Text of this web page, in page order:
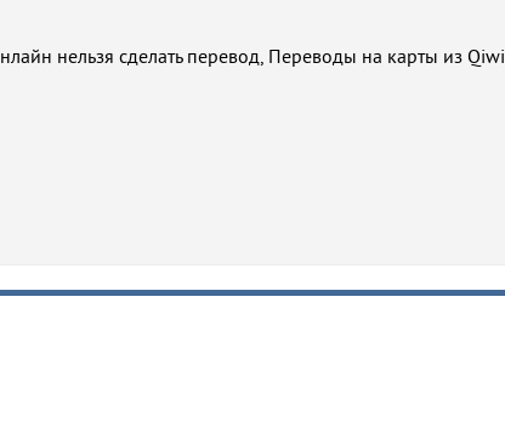
нельзя сделать перевод, Переводы на карты из Qiwi